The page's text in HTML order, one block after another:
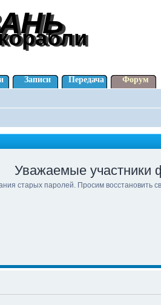
Записи Передача Форум
Уважаемые участники
старых паролей. Просим восстановить